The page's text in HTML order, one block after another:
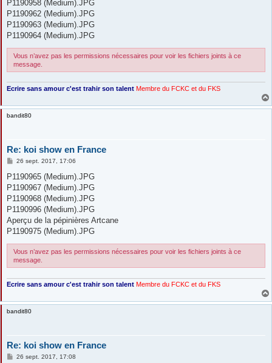
a
g
P1190958 (Medium).JPG
P1190962 (Medium).JPG
P1190963 (Medium).JPG
P1190964 (Medium).JPG
Vous n’avez pas les permissions nécessaires pour voir les fichiers joints à ce
message.
Ecrire sans amour c'est trahir son talent Membre du FCKC et du FKS
bandit80
Re: koi show en France
M
s
a
g
26 sept. 2017, 17:06
P1190965 (Medium).JPG
P1190967 (Medium).JPG
P1190968 (Medium).JPG
P1190996 (Medium).JPG
Aperçu de la pépinières Artcane
P1190975 (Medium).JPG
Vous n’avez pas les permissions nécessaires pour voir les fichiers joints à ce
message.
Ecrire sans amour c'est trahir son talent Membre du FCKC et du FKS
bandit80
Re: koi show en France
M26 sept. 2017, 17:08